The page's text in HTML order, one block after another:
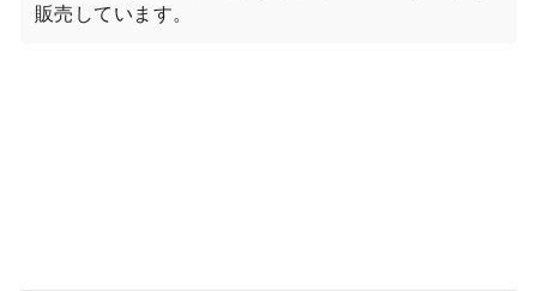
販売しています。